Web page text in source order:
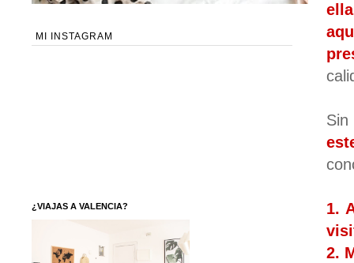
1.
2.
MI INSTAGRAM
¿VIAJAS A VALENCIA?